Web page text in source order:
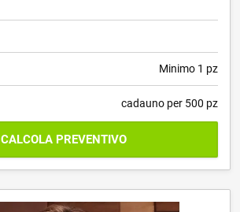
Minimo 1 pz
cadauno per 500 pz
CALCOLA PREVENTIVO